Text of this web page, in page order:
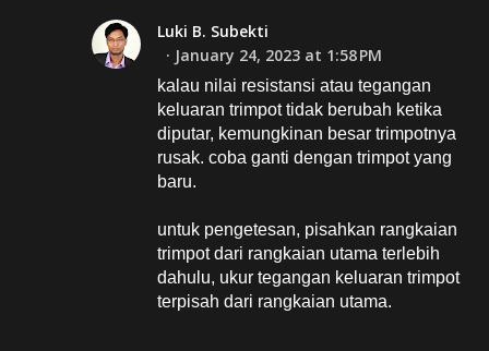
Luki B. Subekti
January 24, 2023 at 1:58 PM
kalau nilai resistansi atau tegangan
keluaran trimpot tidak berubah ketika
diputar, kemungkinan besar trimpotnya
rusak. coba ganti dengan trimpot yang
baru.
untuk pengetesan, pisahkan rangkaian
trimpot dari rangkaian utama terlebih
dahulu, ukur tegangan keluaran trimpot
terpisah dari rangkaian utama.